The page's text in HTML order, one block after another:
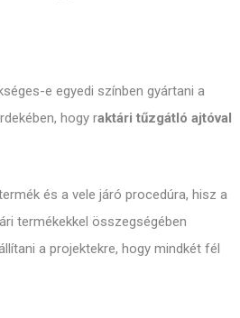
e egyedi színben gyártani a
hogy raktári tűzgátló ajtóval
és a vele járó procedúra, hisz a
termékekkel összegségében
a projektekre, hogy mindkét fél